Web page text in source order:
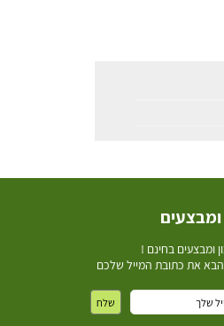
ומבצעים
ומבצעים בחינם !
את כתובת המייל שלכם